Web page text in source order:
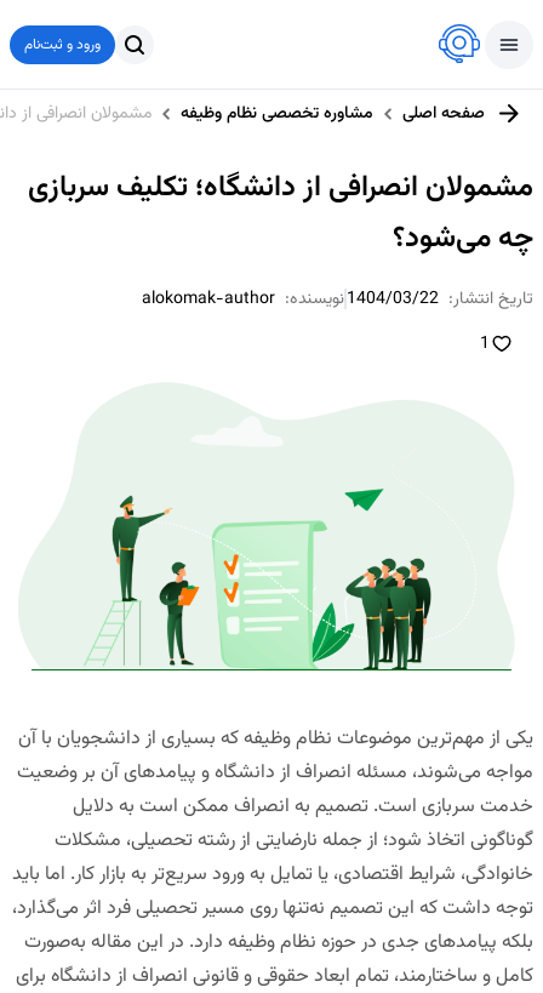
ورود و ثبت‌نام
صفحه اصلی مشاوره تخصصی نظام وظیفه مشمولان انصرافی از
مشمولان انصرافی از دانشگاه؛ تکلیف سربازی
چه می‌شود؟
تاریخ انتشار: 1404/03/22نویسنده: alokomak-author
1
یکی از مهم‌ترین موضوعات نظام وظیفه که بسیاری از دانشجویان با آن
مواجه می‌شوند، مسئله انصراف از دانشگاه و پیامدهای آن بر وضعیت
خدمت سربازی است. تصمیم به انصراف ممکن است به دلایل
گوناگونی اتخاذ شود؛ از جمله نارضایتی از رشته تحصیلی، مشکلات
خانوادگی، شرایط اقتصادی، یا تمایل به ورود سریع‌تر به بازار کار. اما باید
توجه داشت که این تصمیم نه‌تنها روی مسیر تحصیلی فرد اثر می‌گذارد،
بلکه پیامدهای جدی در حوزه نظام وظیفه دارد. در این مقاله به‌صورت
کامل و ساختارمند، تمام ابعاد حقوقی و قانونی انصراف از دانشگاه برای